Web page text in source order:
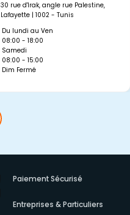
30 rue d'Irak, angle rue Palestine,
Lafayette | 1002 - Tunis
Du lundi au Ven
08:00 - 18:00
Samedi
08:00 - 15:00
Dim Fermé
Paiement Sécurisé
Entreprises & Particuliers